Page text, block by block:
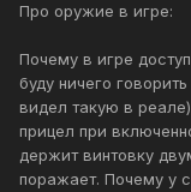
Про оружие в игре:
Почему в игре
буду ничего
видел такую в
прицел при
держит винтовку
поражает. Почему у